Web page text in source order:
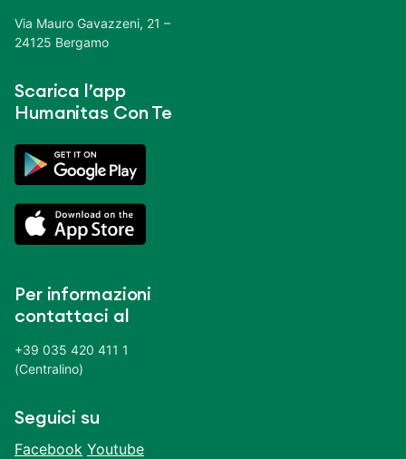
Via Mauro Gavazzeni, 21 –
24125 Bergamo
Scarica l’app
Humanitas Con Te
Per informazioni
contattaci al
+39 035 420 411 1
(Centralino)
Seguici su
Facebook Youtube